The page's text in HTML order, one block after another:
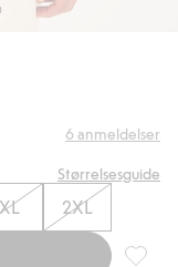
6 anmeldelser
Størrelsesguide
XL 2XL